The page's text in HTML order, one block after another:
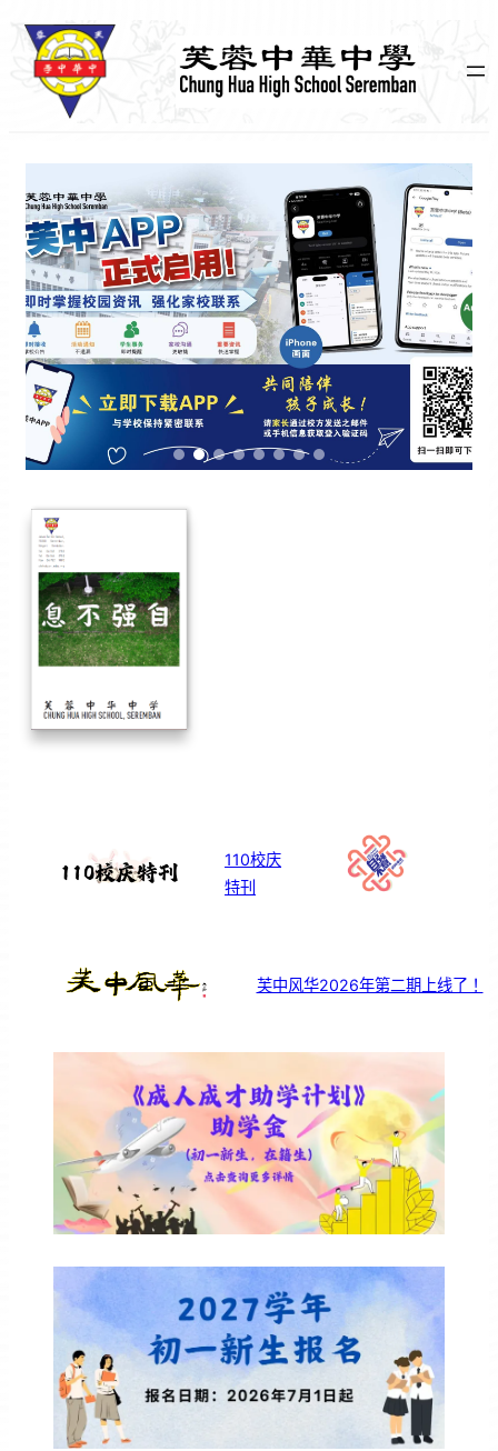
110校庆
特刊
芙中风华2026年第二期上线了！